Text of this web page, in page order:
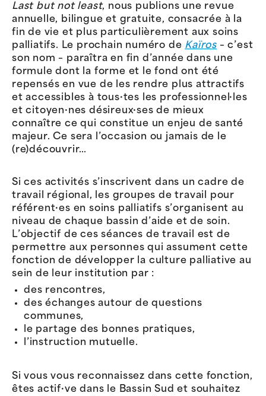
Last but not least, nous publions une revue
annuelle, bilingue et gratuite, consacrée à la
fin de vie et plus particulièrement aux soins
palliatifs. Le prochain numéro de Kaïros – c’est
son nom – paraîtra en fin d’année dans une
formule dont la forme et le fond ont été
repensés en vue de les rendre plus attractifs
et accessibles à tous·tes les professionnel·les
et citoyen·nes désireux·ses de mieux
connaître ce qui constitue un enjeu de santé
majeur. Ce sera l’occasion ou jamais de le
(re)découvrir…
Si ces activités s’inscrivent dans un cadre de
travail régional, les groupes de travail pour
référent·es en soins palliatifs s’organisent au
niveau de chaque bassin d’aide et de soin.
L’objectif de ces séances de travail est de
permettre aux personnes qui assument cette
fonction de développer la culture palliative au
sein de leur institution par :
des rencontres,
des échanges autour de questions
communes,
le partage des bonnes pratiques,
l’instruction mutuelle.
Si vous vous reconnaissez dans cette fonction,
êtes actif·ve dans le Bassin Sud et souhaitez